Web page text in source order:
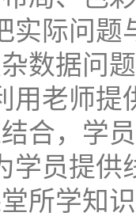
实际问题
数据问
用老师
合，学
学员提
所学知